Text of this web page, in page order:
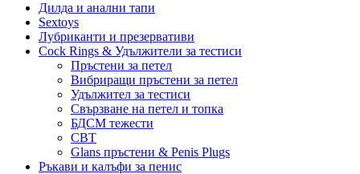
Дилда и анални тапи
Sextoys
Лубриканти и презервативи
Cock Rings & Удължители за тестиси
Пръстени за петел
Вибриращи пръстени за петел
Удължител за тестиси
Свързване на петел и топка
БДСМ тежести
CBT
Glans пръстени & Penis Plugs
Ръкави и калъфи за пенис